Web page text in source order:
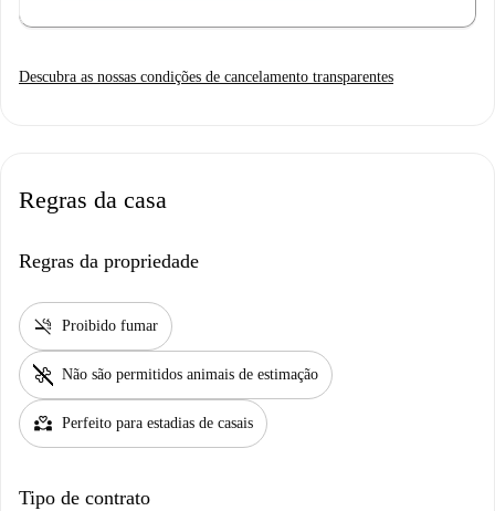
Descubra as nossas condições de cancelamento transparentes
Regras da casa
Regras da propriedade
smoke_free Proibido fumar
pet_supplies Não são permitidos animais de estimação
partner_heart Perfeito para estadias de casais
Tipo de contrato